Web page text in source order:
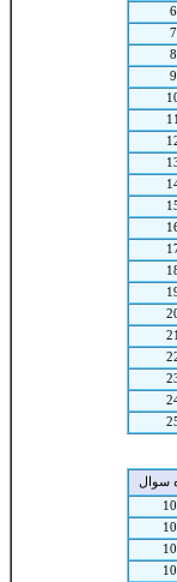
6
7
8
9
11
21
سوال